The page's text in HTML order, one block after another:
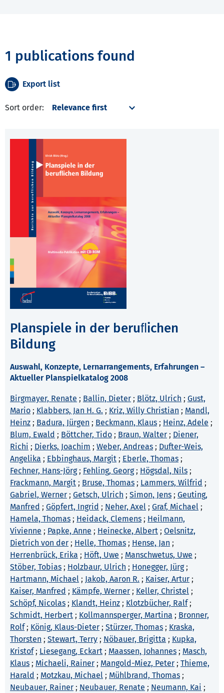
1 publications found
Export list
Sort order:
Planspiele in der beruﬂichen
Bildung
Auswahl, Konzepte, Lernarrangements, Erfahrungen –
Aktueller Planspielkatalog 2008
Birgmayer, Renate ; Ballin, Dieter ; Blötz, Ulrich ; Gust,
Mario ; Klabbers, Jan H. G. ; Kriz, Willy Christian ; Mandl,
Heinz ; Badura, Jürgen ; Beckmann, Klaus ; Heinz, Adele ;
Blum, Ewald ; Böttcher, Tido ; Braun, Walter ; Diener,
Richi ; Dierks, Joachim ; Weber, Andreas ; Dufter-Weis,
Angelika ; Ebbinghaus, Margit ; Eberle, Thomas ;
Fechner, Hans-Jörg; Fehling, Georg; Högsdal, Nils ;
Frackmann, Margit ; Bruse, Thomas ; Lammers, Wilfrid ;
Gabriel, Werner ; Getsch, Ulrich ; Simon, Jens ; Geuting,
Manfred ; Göpfert, Ingrid ; Neher, Axel ; Graf, Michael ;
Hamela, Thomas ; Heidack, Clemens ; Heilmann,
Vivienne ; Papke, Anne ; Heinecke, Albert ; Oelsnitz,
Dietrich von der ; Helle, Thomas ; Hense, Jan ;
Herrenbrück, Erika ; Höft, Uwe ; Manschwetus, Uwe ;
Stöber, Tobias ; Holzbaur, Ulrich ; Honegger, Jürg;
Hartmann, Michael ; Jakob, Aaron R. ; Kaiser, Artur ;
Kaiser, Manfred ; Kämpfe, Werner ; Keller, Christel ;
Schöpf, Nicolas ; Klandt, Heinz ; Klotzbücher, Ralf;
Schmidt, Herbert ; Kollmannsperger, Martina ; Bronner,
Rolf; König, Klaus-Dieter ; Stürzer, Thomas ; Kraska,
Thorsten ; Stewart, Terry ; Nöbauer, Brigitta ; Kupka,
Kristof; Liesegang, Eckart ; Maassen, Johannes ; Masch,
Klaus ; Michaeli, Rainer ; Mangold-Miez, Peter ; Thieme,
Harald ; Motzkau, Michael ; Mühlbrand, Thomas ;
Neubauer, Rainer ; Neubauer, Renate ; Neumann, Kai ;